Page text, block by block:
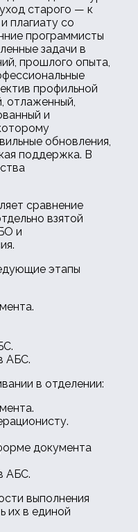
старого — к
плагиату со
программисты
задачи в
прошлого опыта,
профильной
отлаженный,
и
обновления,
поддержка. В
сравнение
взятой
и
этапы
АБС.
в отделении:
документа
АБС.
выполнения
их в единой